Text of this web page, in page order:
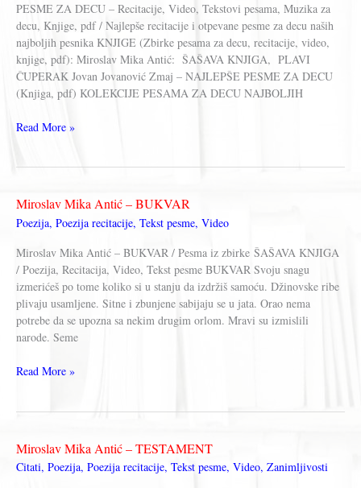
PESME ZA DECU – Recitacije, Video, Tekstovi pesama, Muzika za
decu, Knjige, pdf / Najlepše recitacije i otpevane pesme za decu naših
najboljih pesnika KNJIGE (Zbirke pesama za decu, recitacije, video,
knjige, pdf): Miroslav Mika Antić: ŠAŠAVA KNJIGA, PLAVI
ČUPERAK Jovan Jovanović Zmaj – NAJLEPŠE PESME ZA DECU
(Knjiga, pdf) KOLEKCIJE PESAMA ZA DECU NAJBOLJIH
PESME
Video,
Knjige,
pesama
Read More »
Miroslav Mika Antić – BUKVAR
Poezija, Poezija recitacije, Tekst pesme, Video
Miroslav Mika Antić – BUKVAR / Pesma iz zbirke ŠAŠAVA KNJIGA
/ Poezija, Recitacija, Video, Tekst pesme BUKVAR Svoju snagu
izmerićeš po tome koliko si u stanju da izdržiš samoću. Džinovske ribe
plivaju usamljene. Sitne i zbunjene sabijaju se u jata. Orao nema
potrebe da se upozna sa nekim drugim orlom. Mravi su izmislili
narode. Seme
Miroslav
Read More »
Miroslav Mika Antić – TESTAMENT
Citati, Poezija, Poezija recitacije, Tekst pesme, Video, Zanimljivosti